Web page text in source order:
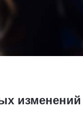
изменений